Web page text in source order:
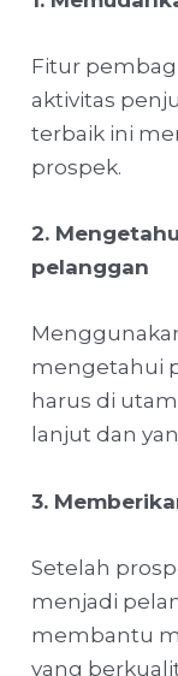
Fitur
aktivitas
terbaik ini
prospek.
2.
pelanggan
mengetahui
harus di
lanjut dan
3.
Setelah
menjadi
membantu
yang